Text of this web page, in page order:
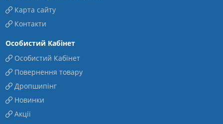
Карта сайту
Контакти
Особистий Кабінет
Особистий Кабінет
Повернення товару
Дропшипінг
Новинки
Акції